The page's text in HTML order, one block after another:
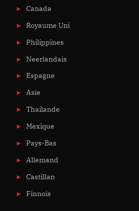
Canada
Royaume Uni
Philippines
Neerlandais
Espagne
Asie
Thailande
Mexique
Pays-Bas
Allemand
Castillan
Finnois